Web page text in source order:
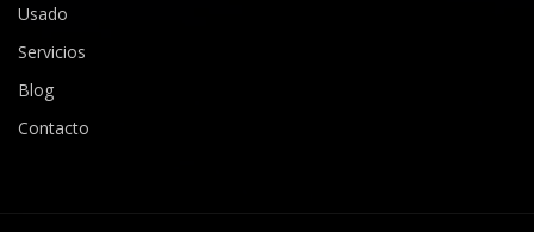
Usado
Servicios
Blog
Contacto